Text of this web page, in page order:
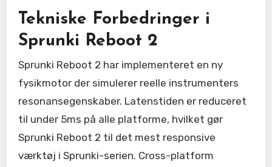
Tekniske Forbedringer i
Sprunki Reboot 2
Sprunki Reboot 2 har implementeret en ny
fysikmotor der simulerer reelle instrumenters
resonansegenskaber. Latenstiden er reduceret
til under 5ms på alle platforme, hvilket gør
Sprunki Reboot 2 til det mest responsive
værktøj i Sprunki-serien. Cross-platform